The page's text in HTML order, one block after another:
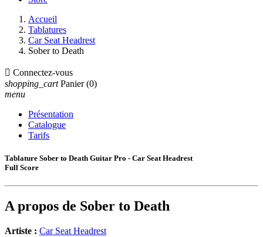
Accueil
Tablatures
Car Seat Headrest
Sober to Death
 Connectez-vous
shopping_cart Panier (0)
menu
Présentation
Catalogue
Tarifs
Tablature Sober to Death Guitar Pro - Car Seat Headrest
Full Score
A propos de Sober to Death
Artiste : Car Seat Headrest